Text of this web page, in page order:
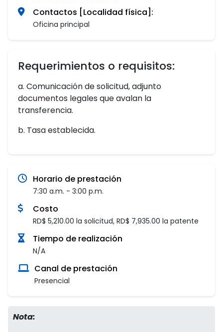
Contactos [Localidad física]:
Oficina principal
Requerimientos o requisitos:
a. Comunicación de solicitud, adjunto
documentos legales que avalan la
transferencia.
b. Tasa establecida.
Horario de prestación
7:30 a.m. - 3:00 p.m.
Costo
RD$ 5,210.00 la solicitud, RD$ 7,935.00 la patente
Tiempo de realización
N/A
Canal de prestación
Presencial
Nota: